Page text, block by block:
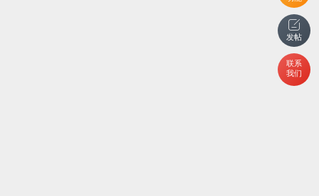
发帖
联系
我们